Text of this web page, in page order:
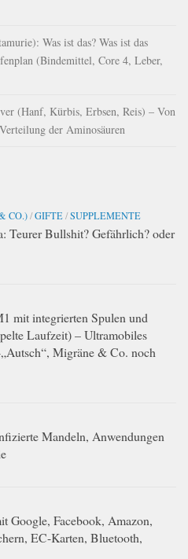
Was ist das? Was ist das
(Bindemittel, Core 4, Leber,
(Hanf, Kürbis, Erbsen, Reis) – Von
der Aminosäuren
CO.)/GIFTE/SUPPLEMENTE
Teurer Bullshit? Gefährlich? oder
mit integrierten Spulen und
Laufzeit) – Ultramobiles
Migräne & Co. noch
Mandeln, Anwendungen
Google, Facebook, Amazon,
EC-Karten, Bluetooth,